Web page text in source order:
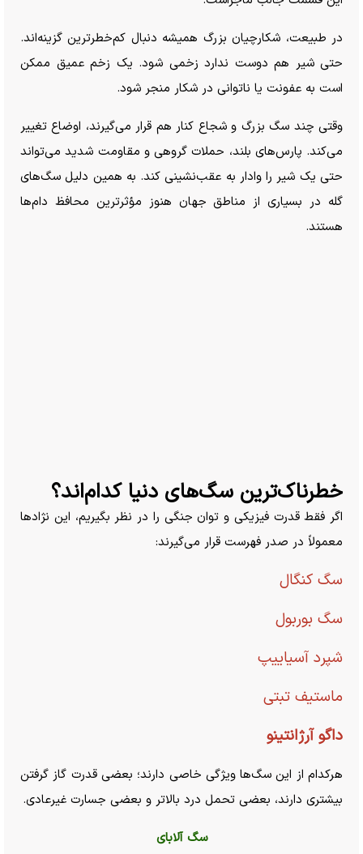
در طبیعت، شکارچیان بزرگ همیشه دنبال کم‌خطرترین گزینه‌اند.
حتی شیر هم دوست ندارد زخمی شود. یک زخم عمیق ممکن
است به عفونت یا ناتوانی در شکار منجر شود.
وقتی چند سگ بزرگ و شجاع کنار هم قرار می‌گیرند، اوضاع تغییر
می‌کند. پارس‌های بلند، حملات گروهی و مقاومت شدید می‌تواند
حتی یک شیر را وادار به عقب‌نشینی کند. به همین دلیل سگ‌های
گله در بسیاری از مناطق جهان هنوز مؤثرترین محافظ دام‌ها
هستند.
خطرناک‌ترین سگ‌های دنیا کدام‌اند؟
اگر فقط قدرت فیزیکی و توان جنگی را در نظر بگیریم، این نژاد‌ها
معمولاً در صدر فهرست قرار می‌گیرند:
سگ کنگال
سگ بوربول
شپرد آسیاییپ
ماستیف تبتی
داگو آرژانتینو
هرکدام از این سگ‌ها ویژگی خاصی دارند؛ بعضی قدرت گاز گرفتن
بیشتری دارند، بعضی تحمل درد بالاتر و بعضی جسارت غیرعادی.
سگ آلابای